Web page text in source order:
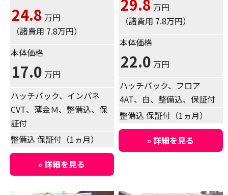
24.8 万円
（諸費用 7.8万円）
本体価格
17.0 万円
ハッチバック、インパネ
CVT、薄金Ｍ、整備込、保
証付
整備込 保証付（1ヵ月）
» 詳細を見る
万円
（諸費用 7.8万円）
本体価格
22.0 万円
ハッチバック、フロア
4AT、白、整備込、保証付
整備込 保証付（1ヵ月）
» 詳細を見る